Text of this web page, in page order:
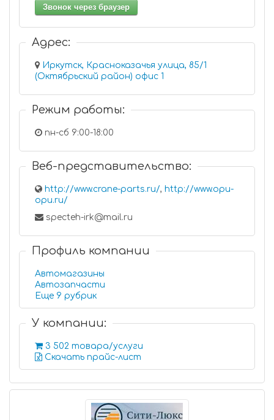
Звонок через браузер
Адрес:
Иркутск, Красноказачья улица, 85/1
(Октябрьский район) офис 1
Режим работы:
пн-сб 9:00-18:00
Веб-представительство:
http://www.crane-parts.ru/, http://www.opu-
opu.ru/
specteh-irk@mail.ru
Профиль компании
Автомагазины
Автозапчасти
Еще 9 рубрик
У компании:
3 502 товара/услуги
Скачать прайс-лист